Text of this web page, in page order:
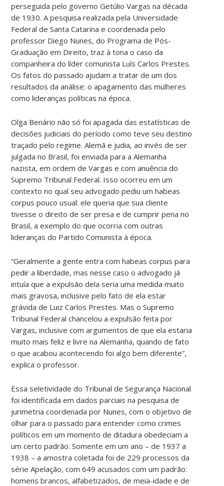
perseguida pelo governo Getúlio Vargas na década
de 1930. A pesquisa realizada pela Universidade
Federal de Santa Catarina e coordenada pelo
professor Diego Nunes, do Programa de Pós-
Graduação em Direito, traz à tona o caso da
companheira do líder comunista Luís Carlos Prestes.
Os fatos do passado ajudam a tratar de um dos
resultados da análise: o apagamento das mulheres
como lideranças políticas na época.
Olga Benário não só foi apagada das estatísticas de
decisões judiciais do período como teve seu destino
traçado pelo regime. Alemã e judia, ao invés de ser
julgada no Brasil, foi enviada para a Alemanha
nazista, em ordem de Vargas e com anuência do
Supremo Tribunal Federal. Isso ocorreu em um
contexto no qual seu advogado pediu um habeas
corpus pouco usual: ele queria que sua cliente
tivesse o direito de ser presa e de cumprir pena no
Brasil, a exemplo do que ocorria com outras
lideranças do Partido Comunista à época.
“Geralmente a gente entra com habeas corpus para
pedir a liberdade, mas nesse caso o advogado já
intuía que a expulsão dela seria uma medida muito
mais gravosa, inclusive pelo fato de ela estar
grávida de Luiz Carlos Prestes. Mas o Supremo
Tribunal Federal chancelou a expulsão feita por
Vargas, inclusive com argumentos de que ela estaria
muito mais feliz e livre na Alemanha, quando de fato
o que acabou acontecendo foi algo bem diferente”,
explica o professor.
Essa seletividade do Tribunal de Segurança Nacional
foi identificada em dados parciais na pesquisa de
jurimetria coordenada por Nunes, com o objetivo de
olhar para o passado para entender como crimes
políticos em um momento de ditadura obedeciam a
um certo padrão. Somente em um ano – de 1937 a
1938 – a amostra coletada foi de 229 processos da
série Apelação, com 649 acusados com um padrão:
homens brancos, alfabetizados, de meia-idade e de